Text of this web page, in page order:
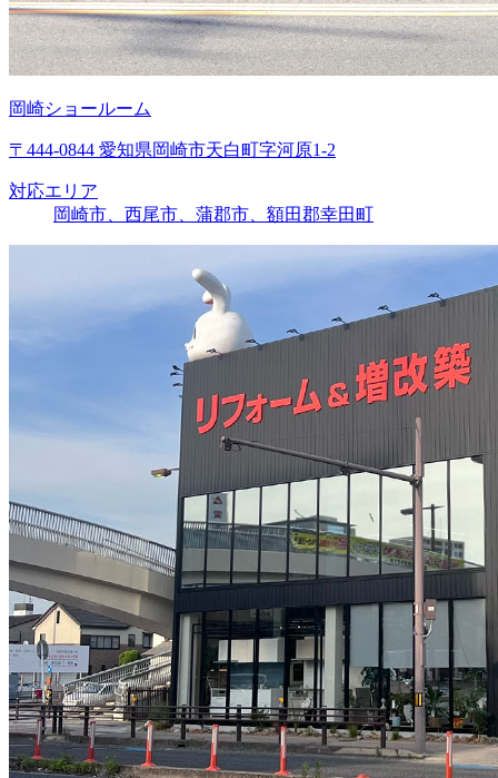
岡崎ショールーム
〒444-0844 愛知県岡崎市天白町字河原1-2
対応エリア
岡崎市、西尾市、蒲郡市、額田郡幸田町